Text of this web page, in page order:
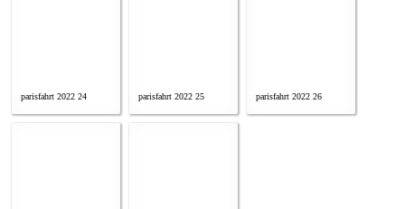
parisfahrt 2022 24 parisfahrt 2022 25 parisfahrt 2022 26